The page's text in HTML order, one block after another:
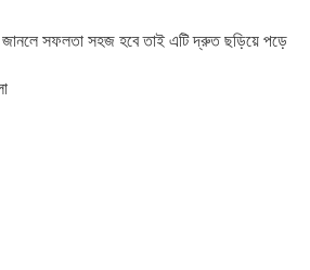
সফলতা সহজ হবে তাই এটি দ্রুত ছড়িয়ে পড়ে